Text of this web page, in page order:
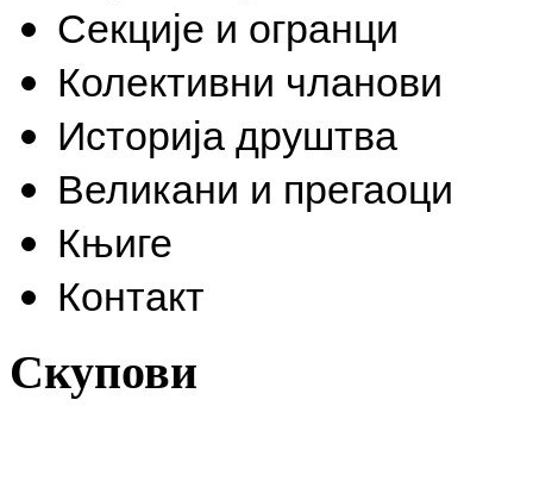
Секције и огранци
Колективни чланови
Историја друштва
Великани и прегаоци
Књиге
Контакт
Скупови